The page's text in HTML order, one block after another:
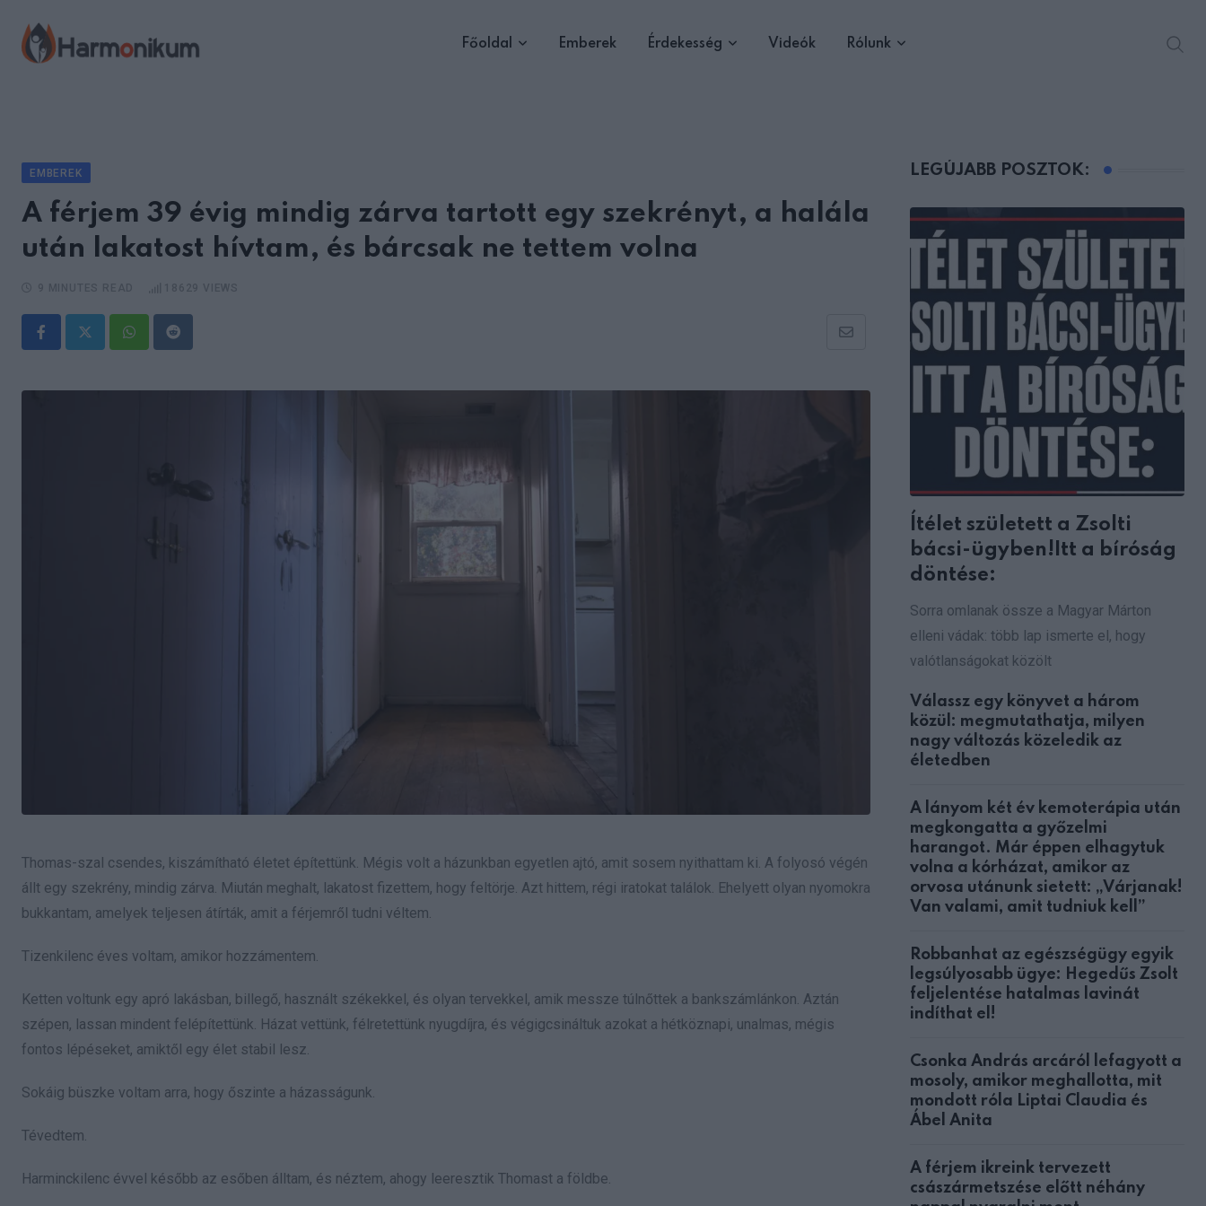
content
Főoldal Emberek Érdekesség Videók Rólunk
EMBEREK
A férjem 39 évig mindig zárva tartott egy szekrényt, a halála
után lakatost hívtam, és bárcsak ne tettem volna
WhatsappReddit
Share
Email
Thomas-szal csendes, kiszámítható életet építettünk. Mégis volt a házunkban egyetlen ajtó, amit sosem nyithattam ki. A folyosó végén
állt egy szekrény, mindig zárva. Miután meghalt, lakatost fizettem, hogy feltörje. Azt hittem, régi iratokat találok. Ehelyett olyan nyomokra
bukkantam, amelyek teljesen átírták, amit a férjemről tudni véltem.
Tizenkilenc éves voltam, amikor hozzámentem.
Ketten voltunk egy apró lakásban, billegő, használt székekkel, és olyan tervekkel, amik messze túlnőttek a bankszámlánkon. Aztán
szépen, lassan mindent felépítettünk. Házat vettünk, félretettünk nyugdíjra, és végigcsináltuk azokat a hétköznapi, unalmas, mégis
fontos lépéseket, amiktől egy élet stabil lesz.
Sokáig büszke voltam arra, hogy őszinte a házasságunk.
Tévedtem.
Harminckilenc évvel később az esőben álltam, és néztem, ahogy leeresztik Thomast a földbe.
LEGÚJABB POSZTOK:
Ítélet született a Zsolti
bácsi-ügyben!Itt a bíróság
döntése:
Sorra omlanak össze a Magyar Márton
elleni vádak: több lap ismerte el, hogy
valótlanságokat közölt
Válassz egy könyvet a három
közül: megmutathatja, milyen
nagy változás közeledik az
életedben
A lányom két év kemoterápia után
megkongatta a győzelmi
harangot. Már éppen elhagytuk
volna a kórházat, amikor az
orvosa utánunk sietett: „Várjanak!
Van valami, amit tudniuk kell”
Robbanhat az egészségügy egyik
legsúlyosabb ügye: Hegedűs Zsolt
feljelentése hatalmas lavinát
indíthat el!
Csonka András arcáról lefagyott a
mosoly, amikor meghallotta, mit
mondott róla Liptai Claudia és
Ábel Anita
A férjem ikreink tervezett
császármetszése előtt néhány